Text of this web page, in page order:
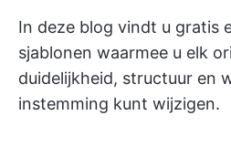
In deze blog vindt u gratis
sjablonen waarmee u elk
duidelijkheid, structuur en
instemming kunt wijzigen.